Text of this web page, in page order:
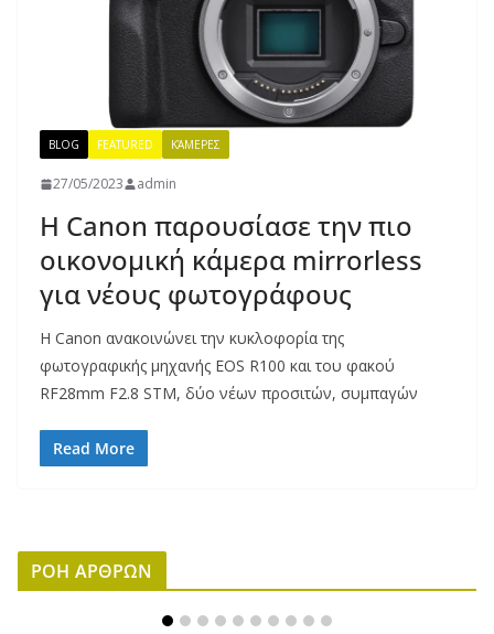
BLOG FEATURED ΚΆΜΕΡΕΣ
27/05/2023 admin
Η Canon παρουσίασε την πιο
οικονομική κάμερα mirrorless
για νέους φωτογράφους
Η Canon ανακοινώνει την κυκλοφορία της
φωτογραφικής μηχανής EOS R100 και του φακού
RF28mm F2.8 STM, δύο νέων προσιτών, συμπαγών
Read More
ΡΟΗ ΑΡΘΡΩΝ